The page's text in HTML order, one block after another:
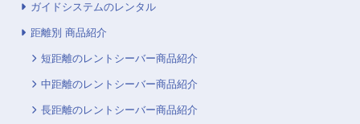
ガイドシステムのレンタル
距離別 商品紹介
短距離のレントシーバー商品紹介
中距離のレントシーバー商品紹介
長距離のレントシーバー商品紹介